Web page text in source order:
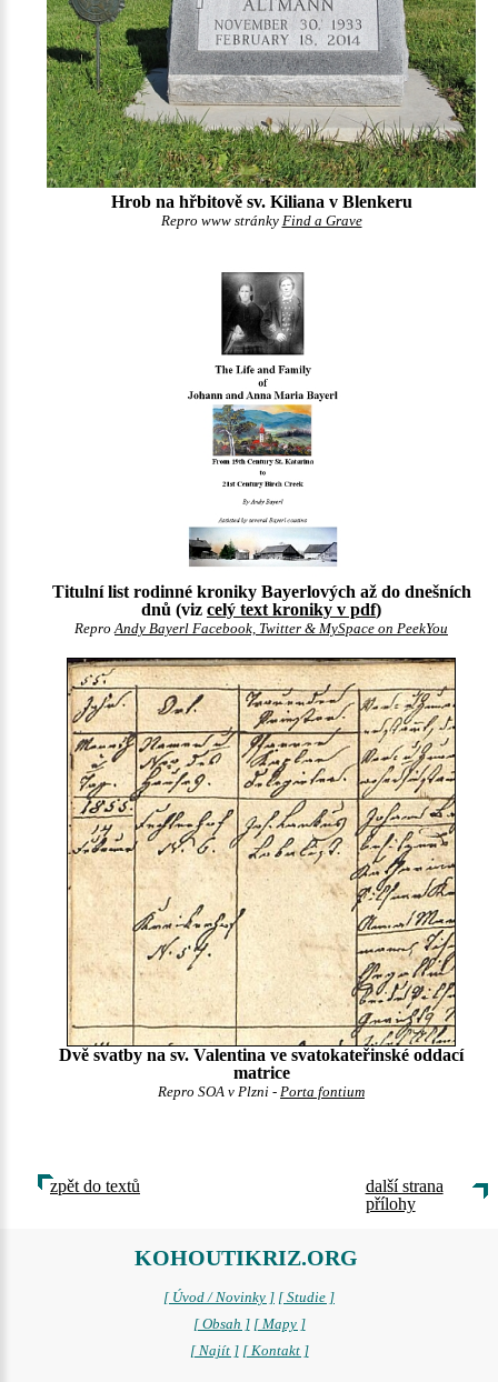
Hrob na hřbitově sv. Kiliana v Blenkeru
Repro www stránky Find a Grave
Titulní list rodinné kroniky Bayerlových až do dnešních
dnů (viz celý text kroniky v pdf)
ReproAndy Bayerl Facebook, Twitter & MySpace on PeekYou
Dvě svatby na sv. Valentina ve svatokateřinské oddací
matrice
Repro SOA v Plzni - Porta fontium
zpět do textů
další strana
přílohy
KOHOUTIKRIZ.ORG
[ Úvod / Novinky ] [ Studie ]
[ Obsah ] [ Mapy ]
[ Najít ] [ Kontakt ]